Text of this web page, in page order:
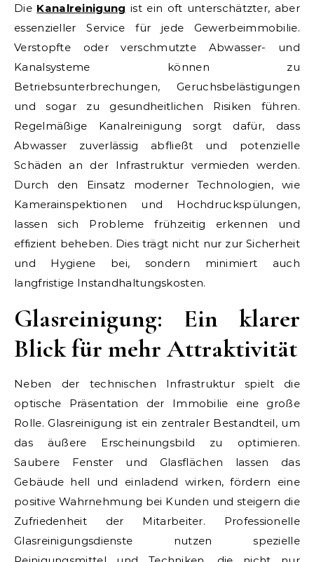
Die Kanalreinigung ist ein oft unterschätzter, aber
essenzieller Service für jede Gewerbeimmobilie.
Verstopfte oder verschmutzte Abwasser- und
Kanalsysteme können zu
Betriebsunterbrechungen, Geruchsbelästigungen
und sogar zu gesundheitlichen Risiken führen.
Regelmäßige Kanalreinigung sorgt dafür, dass
Abwasser zuverlässig abfließt und potenzielle
Schäden an der Infrastruktur vermieden werden.
Durch den Einsatz moderner Technologien, wie
Kamerainspektionen und Hochdruckspülungen,
lassen sich Probleme frühzeitig erkennen und
effizient beheben. Dies trägt nicht nur zur Sicherheit
und Hygiene bei, sondern minimiert auch
langfristige Instandhaltungskosten.
Glasreinigung: Ein klarer
Blick für mehr Attraktivität
Neben der technischen Infrastruktur spielt die
optische Präsentation der Immobilie eine große
Rolle. Glasreinigung ist ein zentraler Bestandteil, um
das äußere Erscheinungsbild zu optimieren.
Saubere Fenster und Glasflächen lassen das
Gebäude hell und einladend wirken, fördern eine
positive Wahrnehmung bei Kunden und steigern die
Zufriedenheit der Mitarbeiter. Professionelle
Glasreinigungsdienste nutzen spezielle